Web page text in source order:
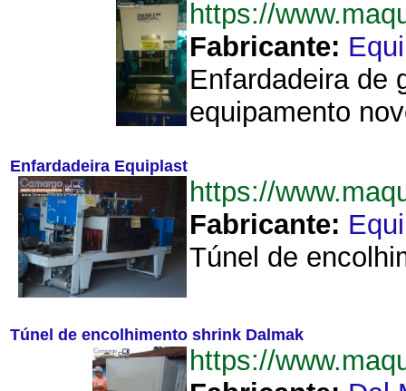
https://
Fabricante:
Enfardadeira de
equipamento
Enfardadeira Equiplast
https://
Fabricante:
Túnel de
Túnel de encolhimento shrink Dalmak
https://